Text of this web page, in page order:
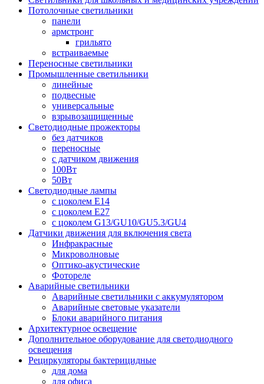
Потолочные светильники
панели
армстронг
грильято
встраиваемые
Переносные светильники
Промышленные светильники
линейные
подвесные
универсальные
взрывозащищенные
Светодиодные прожекторы
без датчиков
переносные
с датчиком движения
100Вт
50Вт
Светодиодные лампы
с цоколем E14
с цоколем E27
с цоколем G13/GU10/GU5.3/GU4
Датчики движения для включения света
Инфракрасные
Микроволновые
Оптико-акустические
Фотореле
Аварийные светильники
Аварийные светильники с аккумулятором
Аварийные световые указатели
Блоки аварийного питания
Архитектурное освещение
Дополнительное оборудование для светодиодного
освещения
Рециркуляторы бактерицидные
для дома
для офиса